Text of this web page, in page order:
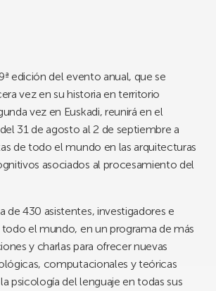
edición del evento anual, que se
vez en su historia en territorio
vez en Euskadi, reunirá en el
31 de agosto al 2 de septiembre a
de todo el mundo en las arquitecturas
asociados al procesamiento del
de 430 asistentes, investigadores e
todo el mundo, en un programa de más
y charlas para ofrecer nuevas
computacionales y teóricas
psicología del lenguaje en todas sus